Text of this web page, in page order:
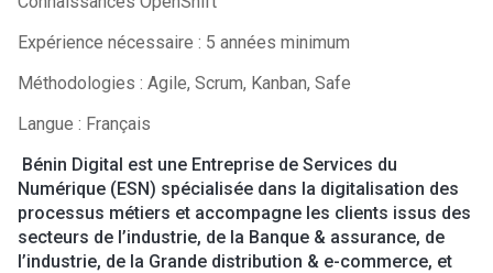
Expérience nécessaire : 5 années minimum
Méthodologies : Agile, Scrum, Kanban, Safe
Langue : Français
Bénin Digital est une Entreprise de Services du
Numérique (ESN) spécialisée dans la digitalisation des
processus métiers et accompagne les clients issus des
secteurs de l’industrie, de la Banque & assurance, de
l’industrie, de la Grande distribution & e-commerce, et